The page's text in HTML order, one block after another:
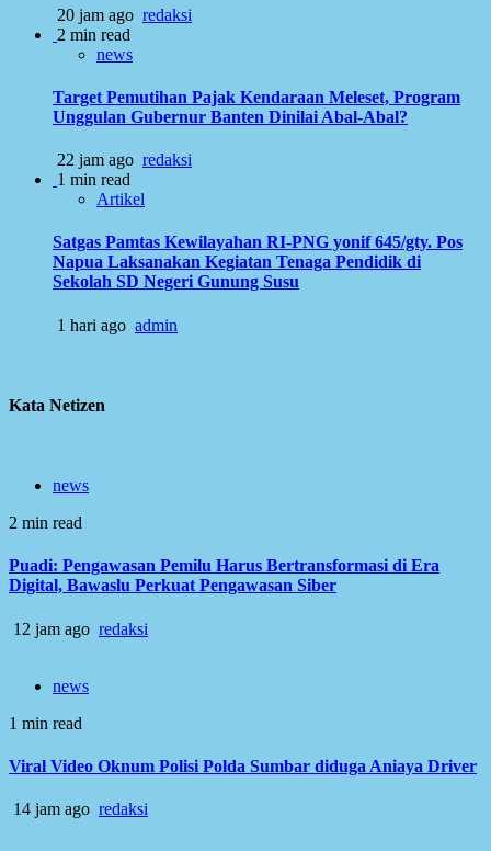
20 jam ago redaksi
2 min read
news
Target Pemutihan Pajak Kendaraan Meleset, Program
Unggulan Gubernur Banten Dinilai Abal-Abal?
22 jam ago redaksi
1 min read
Artikel
Satgas Pamtas Kewilayahan RI-PNG yonif 645/gty. Pos
Napua Laksanakan Kegiatan Tenaga Pendidik di
Sekolah SD Negeri Gunung Susu
1 hari ago admin
Kata Netizen
news
2 min read
Puadi: Pengawasan Pemilu Harus Bertransformasi di Era
Digital, Bawaslu Perkuat Pengawasan Siber
12 jam ago redaksi
news
1 min read
Viral Video Oknum Polisi Polda Sumbar diduga Aniaya Driver
14 jam ago redaksi